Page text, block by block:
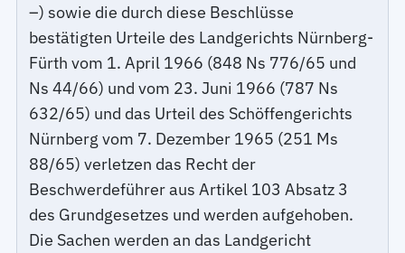
–) sowie die durch diese Beschlüsse
bestätigten Urteile des Landgerichts Nürnberg-
Fürth vom 1. April 1966 (848 Ns 776/65 und
Ns 44/66) und vom 23. Juni 1966 (787 Ns
632/65) und das Urteil des Schöffengerichts
Nürnberg vom 7. Dezember 1965 (251 Ms
88/65) verletzen das Recht der
Beschwerdeführer aus Artikel 103 Absatz 3
des Grundgesetzes und werden aufgehoben.
Die Sachen werden an das Landgericht